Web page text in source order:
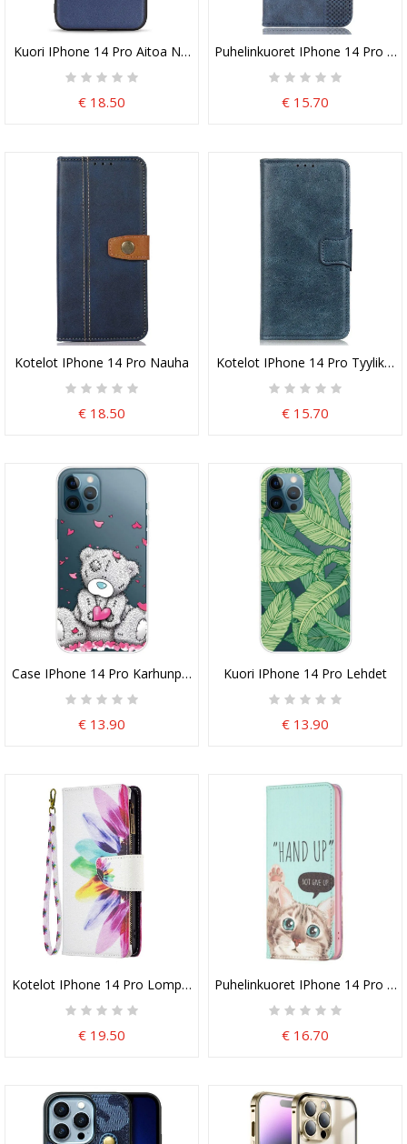
Kuori IPhone 14 Pro Aitoa Nahkaa
€ 18.50
Puhelinkuoret IPhone 14 Pro
€ 15.70
Kotelot IPhone 14 Pro Nauha
€ 18.50
Kotelot IPhone 14 Pro Tyylikäs
€ 15.70
Case IPhone 14 Pro Karhunpentu
€ 13.90
Kuori IPhone 14 Pro Lehdet
€ 13.90
Kotelot IPhone 14 Pro Lompakkokotelo Kukka Lompakko
€ 19.50
Puhelinkuoret IPhone 14 Pro
€ 16.70